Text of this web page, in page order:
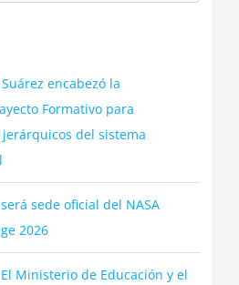
encabezó la
Formativo para
del sistema
sede oficial del NASA
2026
Ministerio de Educación y el